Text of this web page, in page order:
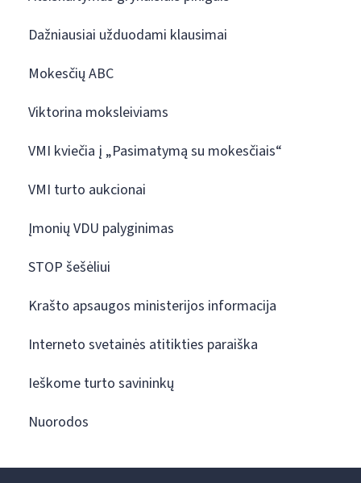
Dažniausiai užduodami klausimai
Mokesčių ABC
Viktorina moksleiviams
VMI kviečia į „Pasimatymą su mokesčiais“
VMI turto aukcionai
Įmonių VDU palyginimas
STOP šešėliui
Krašto apsaugos ministerijos informacija
Interneto svetainės atitikties paraiška
Ieškome turto savininkų
Nuorodos